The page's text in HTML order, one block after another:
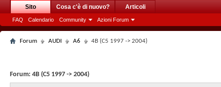
Sito
FAQ Calendario Community Azioni Forum
Cosa c'è di nuovo? Articoli
Forum AUDI A6 4B (C5 1997 -> 2004)
Forum: 4B (C5 1997 -> 2004)